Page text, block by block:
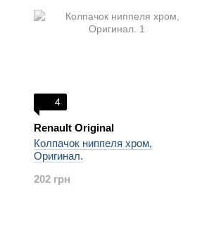
4
Renault Original
Колпачок ниппеля хром,
Оригинал.
202 грн